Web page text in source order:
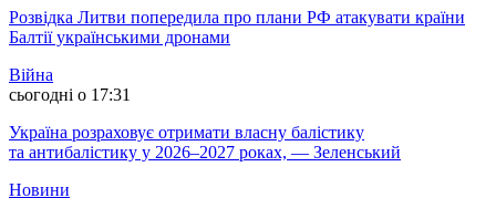
Розвідка Литви попередила про плани РФ атакувати країни
Балтії українськими дронами
Війна
сьогодні о 17:31
Україна розраховує отримати власну балістику
та антибалістику у 2026–2027 роках, — Зеленський
Новини